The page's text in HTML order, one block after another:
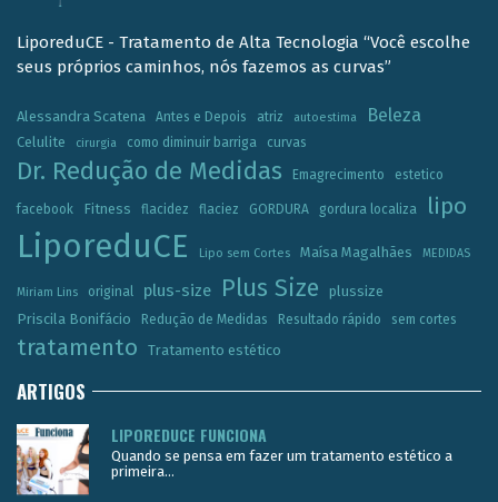
LiporeduCE - Tratamento de Alta Tecnologia “Você escolhe
seus próprios caminhos, nós fazemos as curvas”
Alessandra Scatena Antes e Depois atriz autoestima Beleza
Celulite cirurgia como diminuir barriga curvas
Dr. Redução de Medidas Emagrecimento estetico
facebook Fitness flacidez flaciez GORDURA gordura localiza lipo
LiporeduCE Lipo sem Cortes Maísa Magalhães MEDIDAS
Miriam Lins original plus-size Plus Size
plussize
Priscila Bonifácio
Redução de Medidas Resultado rápido sem cortes
tratamento Tratamento estético
ARTIGOS
LIPOREDUCE FUNCIONA
Quando se pensa em fazer um tratamento estético a
primeira...